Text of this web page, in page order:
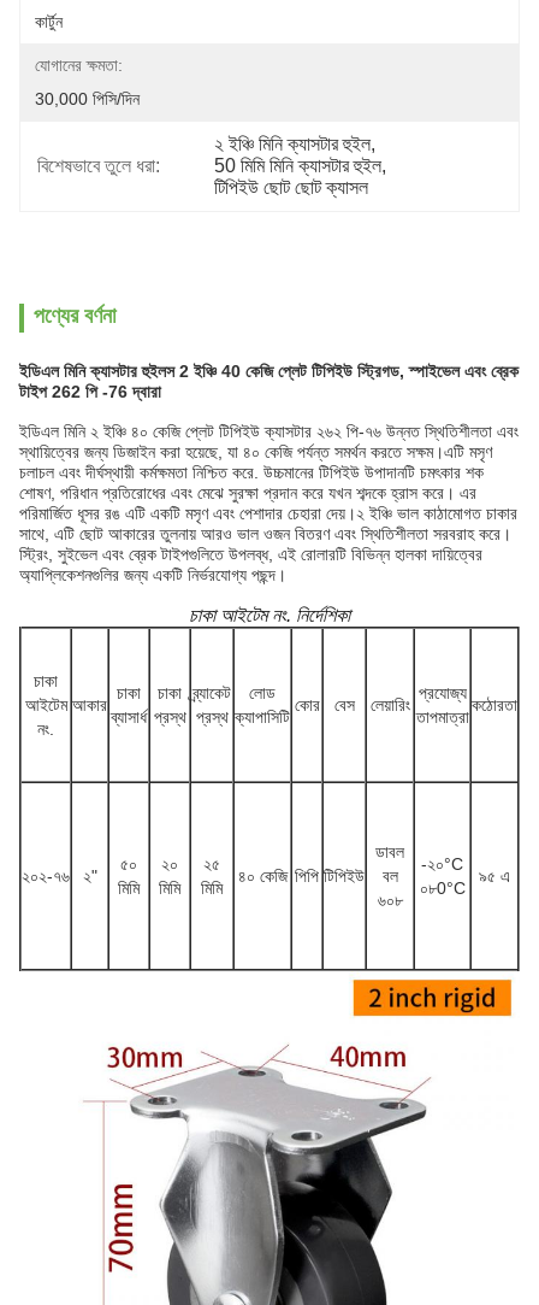
কার্টুন
যোগানের ক্ষমতা:
30,000 পিসি/দিন
বিশেষভাবে তুলে ধরা:
২ ইঞ্চি মিনি ক্যাসটার হুইল,
50 মিমি মিনি ক্যাসটার হুইল,
টিপিইউ ছোট ছোট ক্যাসল
পণ্যের বর্ণনা
ইডিএল মিনি ক্যাসটার হুইলস 2 ইঞ্চি 40 কেজি প্লেট টিপিইউ স্ট্রিগড, স্পাইভেল এবং ব্রেক
টাইপ 262 পি -76 দ্বারা
ইডিএল মিনি ২ ইঞ্চি ৪০ কেজি প্লেট টিপিইউ ক্যাসটার ২৬২ পি-৭৬ উন্নত স্থিতিশীলতা এবং
স্থায়িত্বের জন্য ডিজাইন করা হয়েছে, যা ৪০ কেজি পর্যন্ত সমর্থন করতে সক্ষম।এটি মসৃণ
চলাচল এবং দীর্ঘস্থায়ী কর্মক্ষমতা নিশ্চিত করে. উচ্চমানের টিপিইউ উপাদানটি চমৎকার শক
শোষণ, পরিধান প্রতিরোধের এবং মেঝে সুরক্ষা প্রদান করে যখন শব্দকে হ্রাস করে। এর
পরিমার্জিত ধূসর রঙ এটি একটি মসৃণ এবং পেশাদার চেহারা দেয়।২ ইঞ্চি ভাল কাঠামোগত চাকার
সাথে, এটি ছোট আকারের তুলনায় আরও ভাল ওজন বিতরণ এবং স্থিতিশীলতা সরবরাহ করে।
স্ট্রিং, সুইভেল এবং ব্রেক টাইপগুলিতে উপলব্ধ, এই রোলারটি বিভিন্ন হালকা দায়িত্বের
অ্যাপ্লিকেশনগুলির জন্য একটি নির্ভরযোগ্য পছন্দ।
চাকা আইটেম নং. নির্দেশিকা
চাকা
আইটেম
নং.
আকার
চাকা
ব্যাসার্ধ
চাকা
প্রস্থ
ব্র্যাকেট
প্রস্থ
লোড
ক্যাপাসিটি
কোর বেস লেয়ারিং
প্রযোজ্য
তাপমাত্রা
কঠোরতা
২০২-৭৬ ২"
৫০
মিমি
২০
মিমি
২৫
মিমি
৪০ কেজি পিপি টিপিইউ
ডাবল
বল
৬০৮
-২০°C
০৮0°C
৯৫ এ